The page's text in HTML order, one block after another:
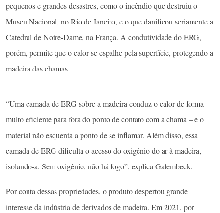
pequenos e grandes desastres, como o incêndio que destruiu o
Museu Nacional, no Rio de Janeiro, e o que danificou seriamente a
Catedral de Notre-Dame, na França. A condutividade do ERG,
porém, permite que o calor se espalhe pela superfície, protegendo a
madeira das chamas.
“Uma camada de ERG sobre a madeira conduz o calor de forma
muito eficiente para fora do ponto de contato com a chama – e o
material não esquenta a ponto de se inflamar. Além disso, essa
camada de ERG dificulta o acesso do oxigênio do ar à madeira,
isolando-a. Sem oxigênio, não há fogo”, explica Galembeck.
Por conta dessas propriedades, o produto despertou grande
interesse da indústria de derivados de madeira. Em 2021, por